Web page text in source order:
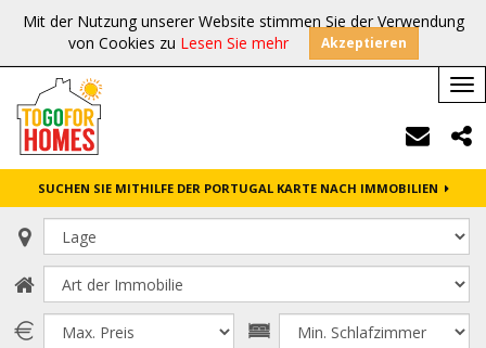
Mit der Nutzung unserer Website stimmen Sie der Verwendung
von Cookies zu Lesen Sie mehr Akzeptieren
SUCHEN SIE MITHILFE DER PORTUGAL KARTE NACH IMMOBILIEN